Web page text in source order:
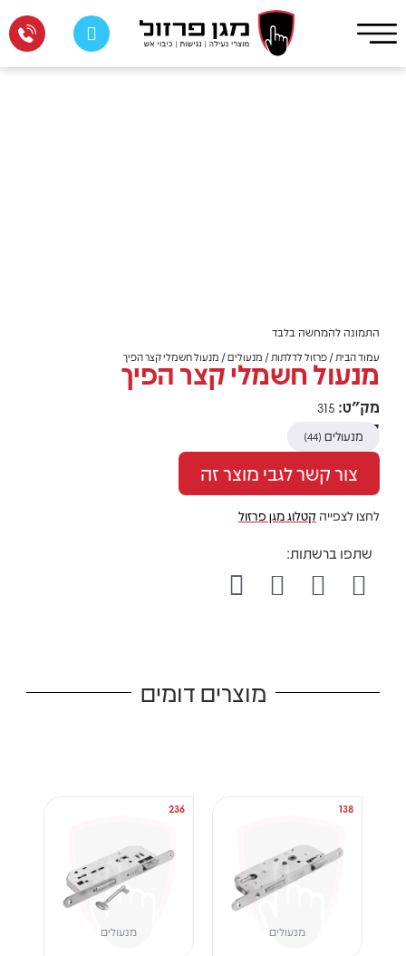
עמוד הבית/פרזול לדלתות/ מנעולים/ מנעול חשמלי קצר הפיך
מנעול חשמלי קצר הפיך
מק"ט: 315
קטגוריות
מנעולים (44)
צור קשר לגבי מוצר זה
לחצו לצפייהקטלוג מגן פרזול
התמונה להמחשה בלבד
מוצרים דומים
138
מנעולים
236
מנעולים